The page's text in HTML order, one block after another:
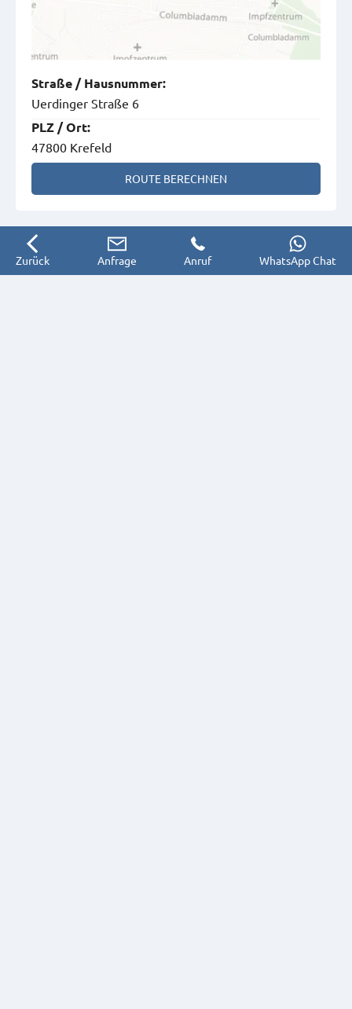
Straße / Hausnummer:
Uerdinger Straße 6
PLZ /Ort:
47800 Krefeld
ROUTE BERECHNEN
Zurück Anfrage Anruf WhatsApp Chat